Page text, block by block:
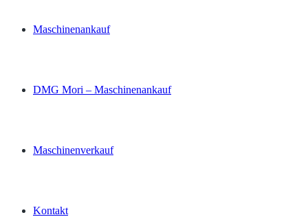
Maschinenankauf
DMG Mori – Maschinenankauf
Maschinenverkauf
Kontakt